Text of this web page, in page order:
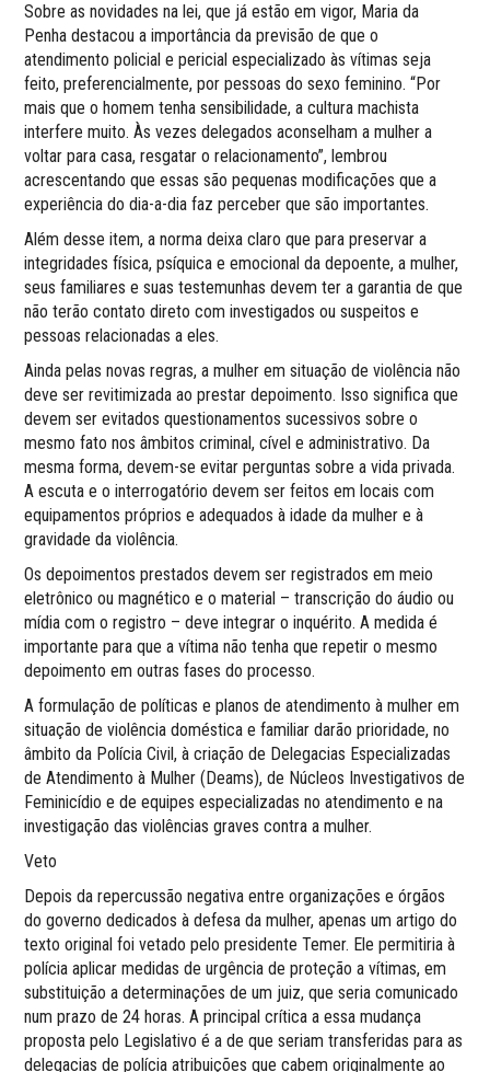
Sobre as novidades na lei, que já estão em vigor, Maria da
Penha destacou a importância da previsão de que o
atendimento policial e pericial especializado às vítimas seja
feito, preferencialmente, por pessoas do sexo feminino. “Por
mais que o homem tenha sensibilidade, a cultura machista
interfere muito. Às vezes delegados aconselham a mulher a
voltar para casa, resgatar o relacionamento”, lembrou
acrescentando que essas são pequenas modificações que a
experiência do dia-a-dia faz perceber que são importantes.
Além desse item, a norma deixa claro que para preservar a
integridades física, psíquica e emocional da depoente, a mulher,
seus familiares e suas testemunhas devem ter a garantia de que
não terão contato direto com investigados ou suspeitos e
pessoas relacionadas a eles.
Ainda pelas novas regras, a mulher em situação de violência não
deve ser revitimizada ao prestar depoimento. Isso significa que
devem ser evitados questionamentos sucessivos sobre o
mesmo fato nos âmbitos criminal, cível e administrativo. Da
mesma forma, devem-se evitar perguntas sobre a vida privada.
A escuta e o interrogatório devem ser feitos em locais com
equipamentos próprios e adequados à idade da mulher e à
gravidade da violência.
Os depoimentos prestados devem ser registrados em meio
eletrônico ou magnético e o material – transcrição do áudio ou
mídia com o registro – deve integrar o inquérito. A medida é
importante para que a vítima não tenha que repetir o mesmo
depoimento em outras fases do processo.
A formulação de políticas e planos de atendimento à mulher em
situação de violência doméstica e familiar darão prioridade, no
âmbito da Polícia Civil, à criação de Delegacias Especializadas
de Atendimento à Mulher (Deams), de Núcleos Investigativos de
Feminicídio e de equipes especializadas no atendimento e na
investigação das violências graves contra a mulher.
Veto
Depois da repercussão negativa entre organizações e órgãos
do governo dedicados à defesa da mulher, apenas um artigo do
texto original foi vetado pelo presidente Temer. Ele permitiria à
polícia aplicar medidas de urgência de proteção a vítimas, em
substituição a determinações de um juiz, que seria comunicado
num prazo de 24 horas. A principal crítica a essa mudança
proposta pelo Legislativo é a de que seriam transferidas para as
delegacias de polícia atribuições que cabem originalmente ao